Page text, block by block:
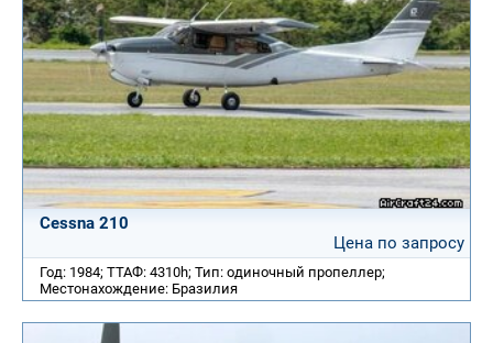
Cessna 210
Цена по запросу
Год: 1984; ТТАФ: 4310h; Тип: одиночный пропеллер;
Местонахождение: Бразилия